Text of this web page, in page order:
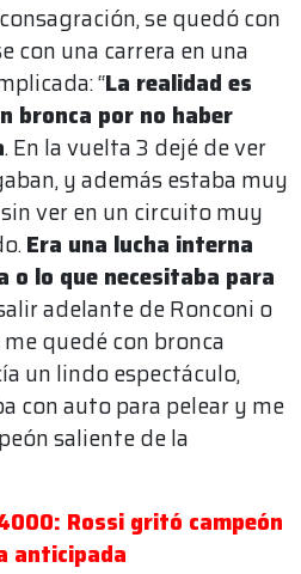
se quedó con
con una carrera en una
“La realidad es
bronca por no haber
. En la vuelta 3 dejé de ver
y además estaba muy
ver en un circuito muy
Era una lucha interna
o lo que necesitaba para
adelante de Ronconi o
quedé con bronca
un lindo espectáculo,
con auto para pelear y me
saliente de la
Rossi gritó campeón
anticipada